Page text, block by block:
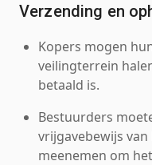
Verzending en
Kopers mogen
veilingterrein
betaald is.
Bestuurders
vrijgavebewijs
meenemen om